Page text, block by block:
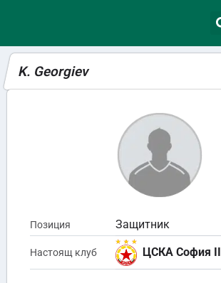
K. Georgiev
Позиция Защитник
Настоящ клуб ЦСКА София II